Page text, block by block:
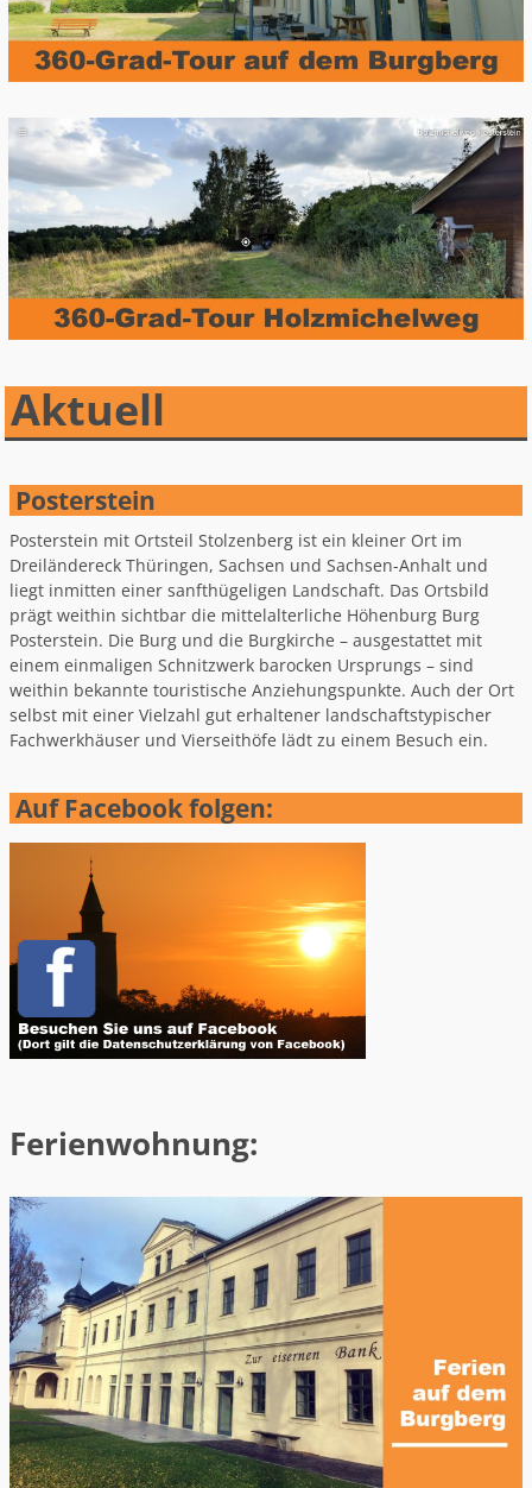
Aktuell
Posterstein
Posterstein mit Ortsteil Stolzenberg ist ein kleiner Ort im
Dreiländereck Thüringen, Sachsen und Sachsen-Anhalt und
liegt inmitten einer sanfthügeligen Landschaft. Das Ortsbild
prägt weithin sichtbar die mittelalterliche Höhenburg Burg
Posterstein. Die Burg und die Burgkirche – ausgestattet mit
einem einmaligen Schnitzwerk barocken Ursprungs – sind
weithin bekannte touristische Anziehungspunkte. Auch der Ort
selbst mit einer Vielzahl gut erhaltener landschaftstypischer
Fachwerkhäuser und Vierseithöfe lädt zu einem Besuch ein.
Auf Facebook folgen:
Ferienwohnung: